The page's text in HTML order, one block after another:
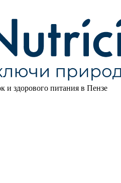
и здорового питания в Пензе